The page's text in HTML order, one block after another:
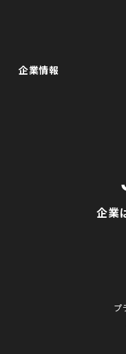
企業情報
企業
プ